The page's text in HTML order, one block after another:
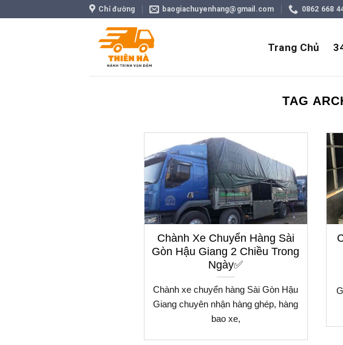
Chỉ đường baogiachuyenhang@gmail.com 0862 668
Trang Chủ
TAG
Chành Xe Chuyển Hàng Sài
Gòn Hậu Giang 2 Chiều Trong
Ngày✅
Chành xe chuyển hàng Sài Gòn Hậu
Giang chuyên nhận hàng ghép, hàng
bao xe,